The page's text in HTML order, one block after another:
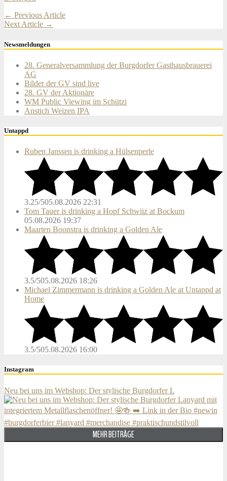
Post
navigation
← Previous Article
Next Article →
Newsmeldungen
28. Generalversammlung der Burgdorfer Gasthausbrauerei
AG
Bilder der GV sind live
28. GV der Aktionäre
WM Public Viewing im Schützi
Anstich Weizen IPA
Untappd
Ruben Janssen is drinking a Hülsenperle
3.25/505.08.2026 22:31
Tom Tauer is drinking a Hopf Schwiiz at Bockum
05.08.2026 19:37
Maarten Boonstra is drinking a Golden Ale
3.5/505.08.2026 18:26
Michael Zimmermann is drinking a Golden Ale at Untappd at
Home
3.5/505.08.2026 16:00
Instagram
Neu bei uns im Webshop: Der stylische Burgdorfer L
MEHR BEITRÄGE